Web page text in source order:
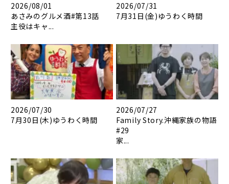
2026/08/01
あさみのグルメ酒#第13話
主役はキャ...
2026/07/31
7月31日(金)ゆうわく時間
2026/07/30
7月30日(木)ゆうわく時間
2026/07/27
Family Story.沖縄家族の物語
#29
家...